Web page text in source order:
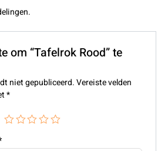
om “Tafelrok Rood” te
niet gepubliceerd. Vereiste velden
*